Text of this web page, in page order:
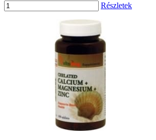
Részletek